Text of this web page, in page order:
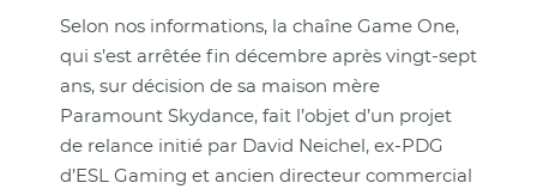
Selon nos informations, la chaîne Game One,
qui s’est arrêtée fin décembre après vingt-sept
ans, sur décision de sa maison mère
Paramount Skydance, fait l’objet d’un projet
de relance initié par David Neichel, ex-PDG
d’ESL Gaming et ancien directeur commercial